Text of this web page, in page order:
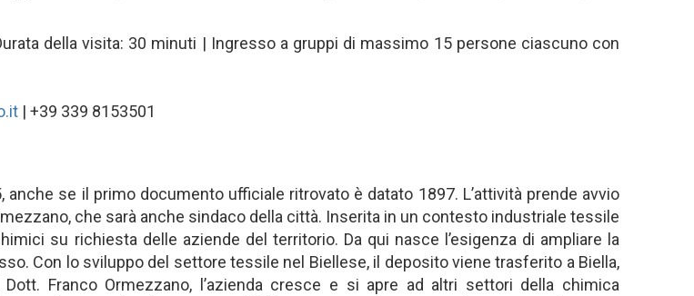
della visita: 30 minuti | Ingresso a gruppi di massimo 15 persone ciascuno con
| +39 339 8153501
se il primo documento ufficiale ritrovato è datato 1897. L’attività prende avvio
che sarà anche sindaco della città. Inserita in un contesto industriale tessile
su richiesta delle aziende del territorio. Da qui nasce l’esigenza di ampliare la
Con lo sviluppo del settore tessile nel Biellese, il deposito viene trasferito a Biella,
Franco Ormezzano, l’azienda cresce e si apre ad altri settori della chimica